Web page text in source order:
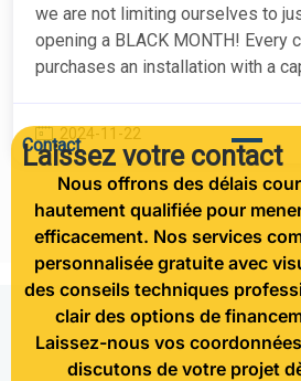
we are not limiting ourselves to
opening a BLACK MONTH! Every
purchases an installation with a
2024-11-22
Contact
Laissez votre contact
Nous offrons des délais
hautement qualifiée pour
efficacement. Nos services
personnalisée gratuite avec
des conseils techniques
clair des options de
Laissez-nous vos
discutons de votre projet